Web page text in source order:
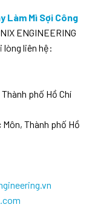
Làm Mì Sợi Công
ENGINEERING
lòng liên hệ:
Thành phố Hồ Chí
Thành phố Hồ